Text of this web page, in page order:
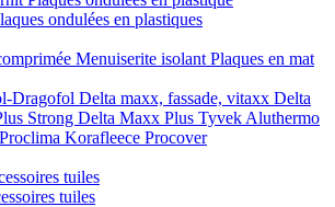
ondulées en plastiques
Menuiserite isolant Plaques en mat
Dragofol Delta maxx, fassade, vitaxx Delta
Strong Delta Maxx Plus Tyvek Aluthermo
Proclima Korafleece Procover
tuiles
tuiles